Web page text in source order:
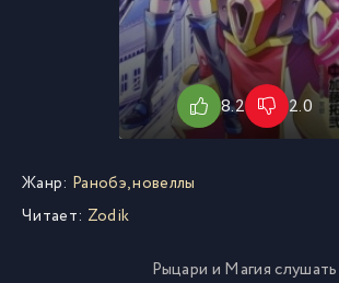
8.2 2.0
Жанр: Ранобэ, новеллы
Читает: Zodik
Рыцари и Магия слушать